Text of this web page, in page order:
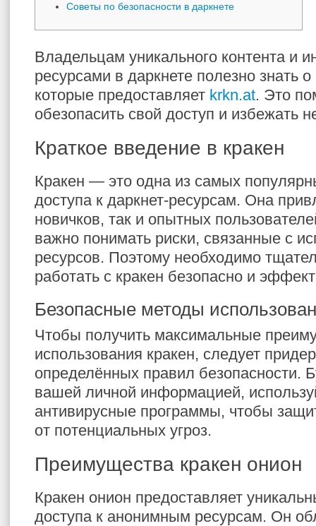
Советы по безопасности в даркнете
Владельцам уникального контента и
ресурсами в даркнете полезно знать
которые предоставляет krkn.at. Это
обезопасить свой доступ и избежать
Краткое введение в кракен
Кракен — это одна из самых
доступа к даркнет-ресурсам. Она
новичков, так и опытных
важно понимать риски, связанные с
ресурсов. Поэтому необходимо
работать с кракен безопасно и
Безопасные методы
Чтобы получить максимальные
использования кракен, следует
определённых правил безопасности.
вашей личной информацией,
антивирусные программы, чтобы
от потенциальных угроз.
Преимущества кракен онион
Кракен онион предоставляет
доступа к анонимным ресурсам. Он